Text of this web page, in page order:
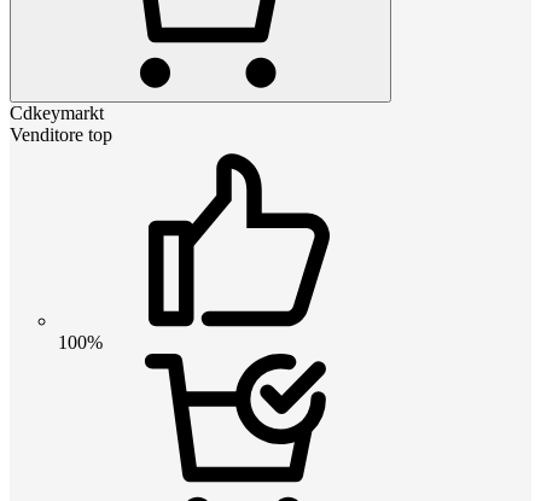
Cdkeymarkt
Venditore top
100%